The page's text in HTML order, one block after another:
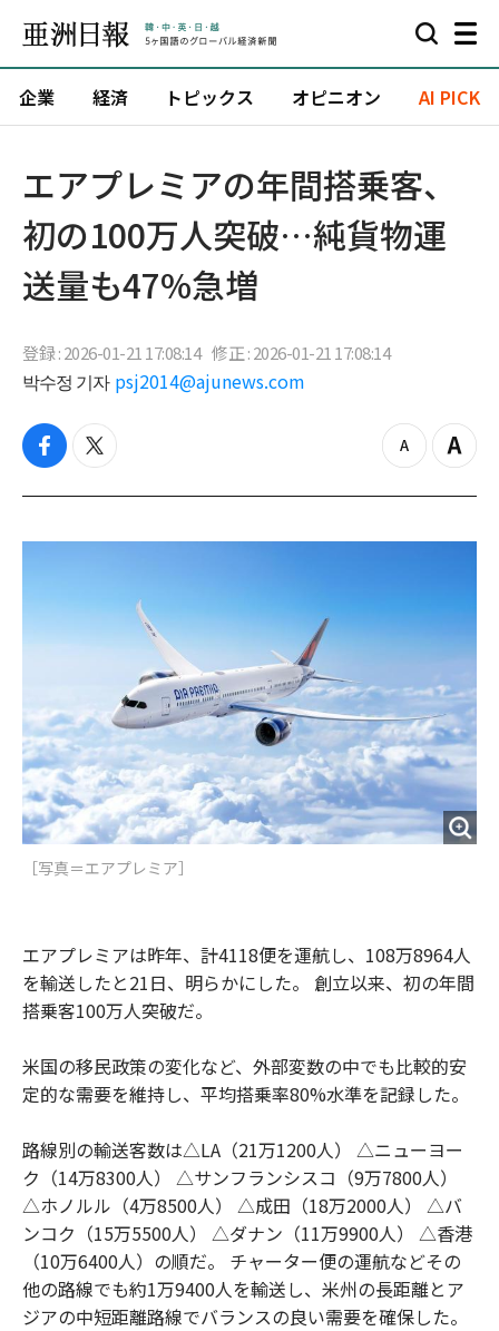
企業 経済 トピックス オピニオン AI PICK
エアプレミアの年間搭乗客、
初の100万人突破…純貨物運
送量も47%急増
登録 : 2026-01-21 17:08:14 修正 : 2026-01-21 17:08:14
박수정 기자 psj2014@ajunews.com
f
c
b
t
i
t
z
o
o
Z
o
i
［写真＝エアプレミア］
エアプレミアは昨年、計4118便を運航し、108万8964人
を輸送したと21日、明らかにした。 創立以来、初の年間
搭乗客100万人突破だ。
米国の移民政策の変化など、外部変数の中でも比較的安
定的な需要を維持し、平均搭乗率80%水準を記録した。
路線別の輸送客数は△LA（21万1200人） △ニューヨー
ク（14万8300人） △サンフランシスコ（9万7800人）
△ホノルル（4万8500人） △成田（18万2000人） △バ
ンコク（15万5500人） △ダナン（11万9900人） △香港
（10万6400人）の順だ。 チャーター便の運航などその
他の路線でも約1万9400人を輸送し、米州の長距離とア
ジアの中短距離路線でバランスの良い需要を確保した。